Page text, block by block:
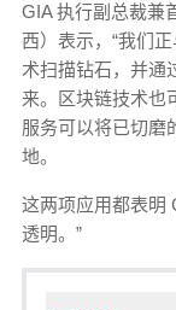
GIA 执行副总裁兼
西）表示，“我们
术扫描钻石，并通
来。区块链技术也
服务可以将已切磨
地。
这两项应用都表明
透明。”